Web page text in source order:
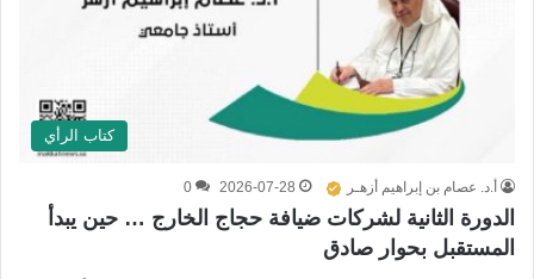
كتاب الرأي
أ.د. عصام بن إبراهيم أزهـر 2026-07-28
0
الدورة الثانية لشركات ضيافة حجاج الخارج … حين يبدأ
المستقبل بحوار صادق